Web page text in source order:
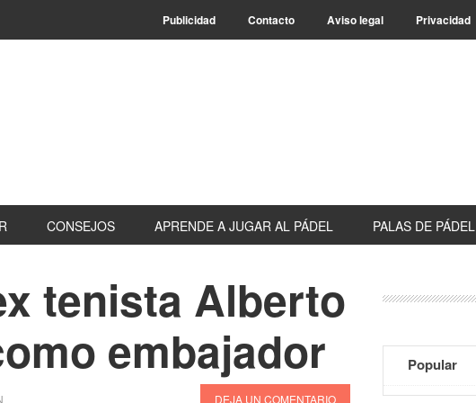
Publicidad Contacto Aviso legal Privacidad
CONSEJOS APRENDE A JUGAR AL PÁDEL PALAS DE PÁDEL
tenista Alberto
embajador
DEJA UN COMENTARIO
lateral
Popular